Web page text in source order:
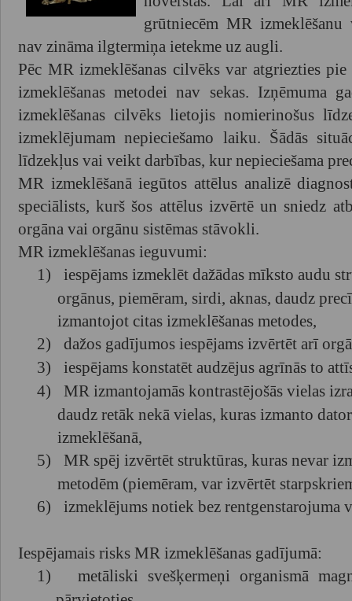
grūtniecēm MR
nav zināma ilgtermiņa ietekme uz augli.
Pēc MR izmeklēšanas cilvēks var atgriezties
izmeklēšanas metodei nav sekas. Izņēmuma
izmeklēšanas cilvēks lietojis nomierinošus
izmeklējumam nepieciešamo laiku. Šādās
līdzekļus vai veikt darbības, kur nepieciešama
MR izmeklēšanā iegūtos attēlus analizē
speciālists, kurš šos attēlus izvērtē un sniedz
orgāna vai orgānu sistēmas stāvokli.
MR izmeklēšanas ieguvumi:
1)
iespējams izmeklēt dažādas mīksto audu
orgānus, piemēram, sirdi, aknas, daudz
izmantojot citas izmeklēšanas metodes,
2)
dažos gadījumos iespējams izvērtēt arī
3)
iespējams konstatēt audzējus agrīnās to
4)
MR izmantojamās kontrastējošās vielas
daudz retāk nekā vielas, kuras izmanto
izmeklēšanā,
5)
MR spēj izvērtēt struktūras, kuras nevar
metodēm (piemēram, var izvērtēt
6)
izmeklējums notiek bez rentgenstarojuma
Iespējamais risks MR izmeklēšanas gadījumā:
1)
metāliski svešķermeņi organismā